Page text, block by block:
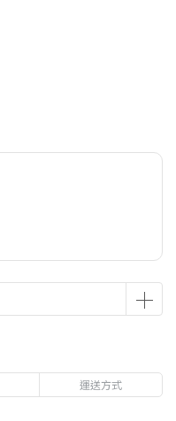
運送方式